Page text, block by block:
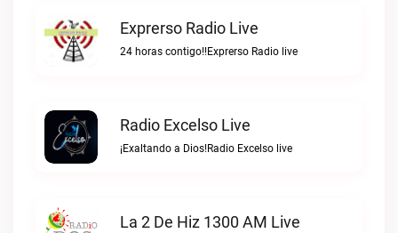
Exprerso Radio Live
24 horas contigo!!Exprerso Radio live
Radio Excelso Live
¡Exaltando a Dios!Radio Excelso live
La 2 De Hiz 1300 AM Live